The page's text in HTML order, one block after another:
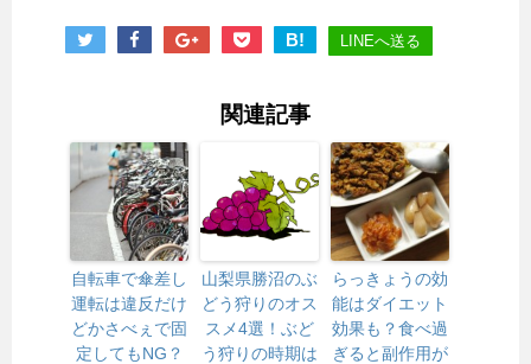
B! LINEへ送る
関連記事
自転車で傘差し
運転は違反だけ
どかさべぇで固
定してもNG？
山梨県勝沼のぶ
どう狩りのオス
スメ4選！ぶど
う狩りの時期は
らっきょうの効
能はダイエット
効果も？食べ過
ぎると副作用が